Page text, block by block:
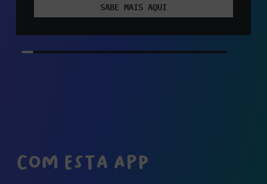
SABE MAIS AQUI
COM ESTA APP